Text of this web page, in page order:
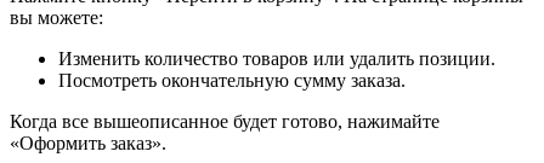
вы можете:
Изменить количество товаров или удалить позиции.
Посмотреть окончательную сумму заказа.
Когда все вышеописанное будет готово, нажимайте
«Оформить заказ».